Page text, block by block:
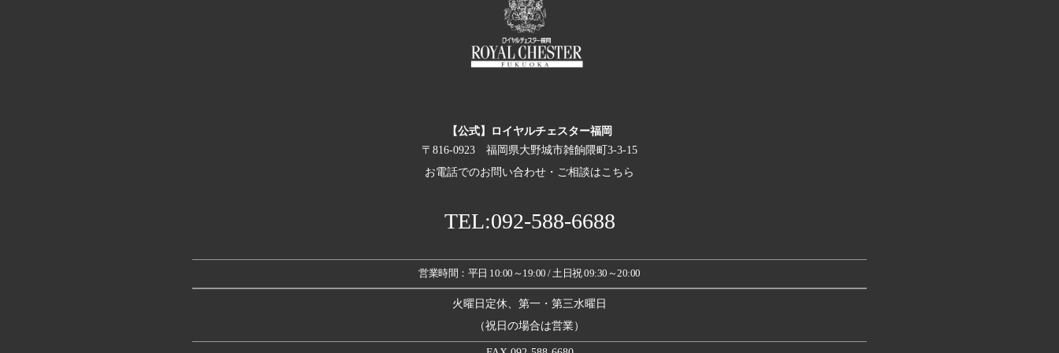
【公式】ロイヤルチェスター福岡
〒816-0923 福岡県大野城市雑餉隈町3-3-15
お電話でのお問い合わせ・ご相談はこちら
TEL:092-588-6688
営業時間：平日 10:00～19:00 / 土日祝 09:30～20:00
火曜日定休、第一・第三水曜日
（祝日の場合は営業）